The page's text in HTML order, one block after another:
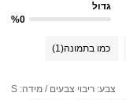
גדול
%0
כמו בתמונה(1)
צבע: ריבוי צבעים / מידה: S